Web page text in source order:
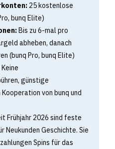
25 kostenlose
bunq Elite)
Bis zu 6-mal pro
abheben, danach
(bunq Pro, bunq Elite)
Keine
günstige
von bunq und
Frühjahr 2026 sind feste
Neukunden Geschichte. Sie
Spins für das